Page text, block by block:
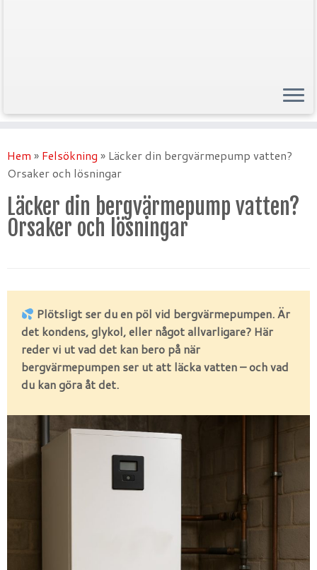
Hem » Felsökning » Läcker din bergvärmepump vatten?
Orsaker och lösningar
Läcker din bergvärmepump vatten?
Orsaker och lösningar
Plötsligt ser du en pöl vid bergvärmepumpen. Är
det kondens, glykol, eller något allvarligare? Här
reder vi ut vad det kan bero på när
bergvärmepumpen ser ut att läcka vatten – och vad
du kan göra åt det.